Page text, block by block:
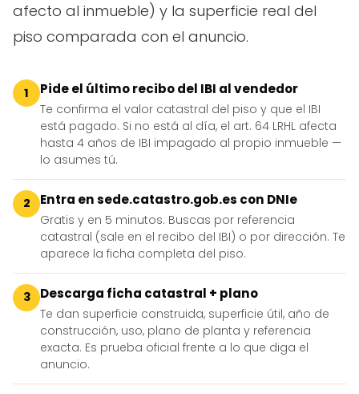
afecto al inmueble) y la superficie real del
piso comparada con el anuncio.
1 Pide el último recibo del IBI al vendedor
Te confirma el valor catastral del piso y que el IBI
está pagado. Si no está al día, el art. 64 LRHL afecta
hasta 4 años de IBI impagado al propio inmueble —
lo asumes tú.
2 Entra en sede.catastro.gob.es con DNIe
Gratis y en 5 minutos. Buscas por referencia
catastral (sale en el recibo del IBI) o por dirección. Te
aparece la ficha completa del piso.
3 Descarga ficha catastral + plano
Te dan superficie construida, superficie útil, año de
construcción, uso, plano de planta y referencia
exacta. Es prueba oficial frente a lo que diga el
anuncio.